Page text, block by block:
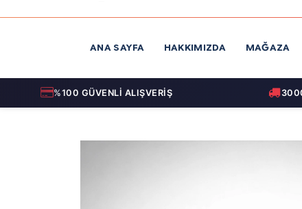
ANA SAYFA HAKKIMIZDA MAĞAZA
%100 GÜVENLİ ALIŞVERİŞ 3000